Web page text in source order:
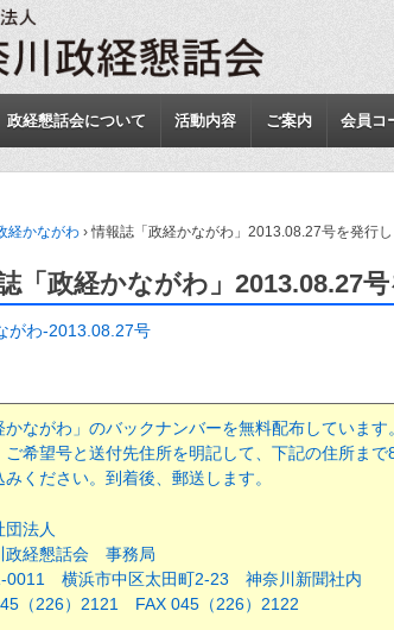
政経懇話会について 活動内容 ご案内 会員コ
経かながわ › 情報誌「政経かながわ」2013.08.27号を発行し
「政経かながわ」2013.08.27号
がわ-2013.08.27号
かながわ」のバックナンバーを無料配布していま
ご希望号と送付先住所を明記して、下記の住所ま
みください。到着後、郵送します。
団法人
政経懇話会 事務局
0011 横浜市中区太田町2-23 神奈川新聞社内
（226）2121 FAX 045（226）2122